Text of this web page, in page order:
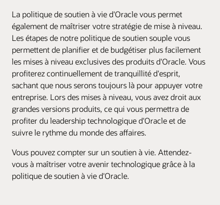
La politique de soutien à vie d'Oracle vous permet
également de maîtriser votre stratégie de mise à niveau.
Les étapes de notre politique de soutien souple vous
permettent de planifier et de budgétiser plus facilement
les mises à niveau exclusives des produits d'Oracle. Vous
profiterez continuellement de tranquillité d'esprit,
sachant que nous serons toujours là pour appuyer votre
entreprise. Lors des mises à niveau, vous avez droit aux
grandes versions produits, ce qui vous permettra de
profiter du leadership technologique d'Oracle et de
suivre le rythme du monde des affaires.
Vous pouvez compter sur un soutien à vie. Attendez-
vous à maîtriser votre avenir technologique grâce à la
politique de soutien à vie d'Oracle.